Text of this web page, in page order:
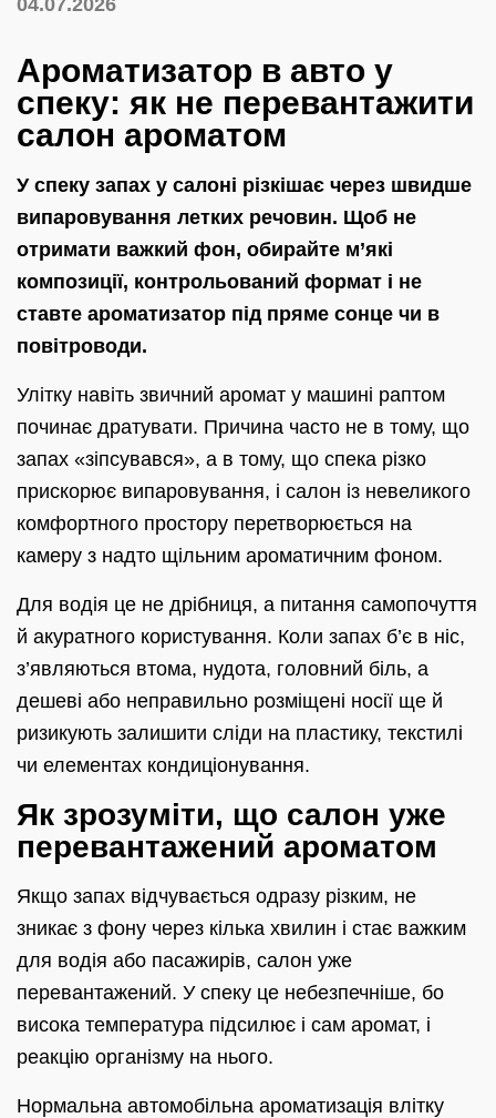
04.07.2026
Ароматизатор в авто у
спеку: як не перевантажити
салон ароматом
У спеку запах у салоні різкішає через швидше
випаровування летких речовин. Щоб не
отримати важкий фон, обирайте м’які
композиції, контрольований формат і не
ставте ароматизатор під пряме сонце чи в
повітроводи.
Улітку навіть звичний аромат у машині раптом
починає дратувати. Причина часто не в тому, що
запах «зіпсувався», а в тому, що спека різко
прискорює випаровування, і салон із невеликого
комфортного простору перетворюється на
камеру з надто щільним ароматичним фоном.
Для водія це не дрібниця, а питання самопочуття
й акуратного користування. Коли запах б’є в ніс,
з’являються втома, нудота, головний біль, а
дешеві або неправильно розміщені носії ще й
ризикують залишити сліди на пластику, текстилі
чи елементах кондиціонування.
Як зрозуміти, що салон уже
перевантажений ароматом
Якщо запах відчувається одразу різким, не
зникає з фону через кілька хвилин і стає важким
для водія або пасажирів, салон уже
перевантажений. У спеку це небезпечніше, бо
висока температура підсилює і сам аромат, і
реакцію організму на нього.
Нормальна автомобільна ароматизація влітку